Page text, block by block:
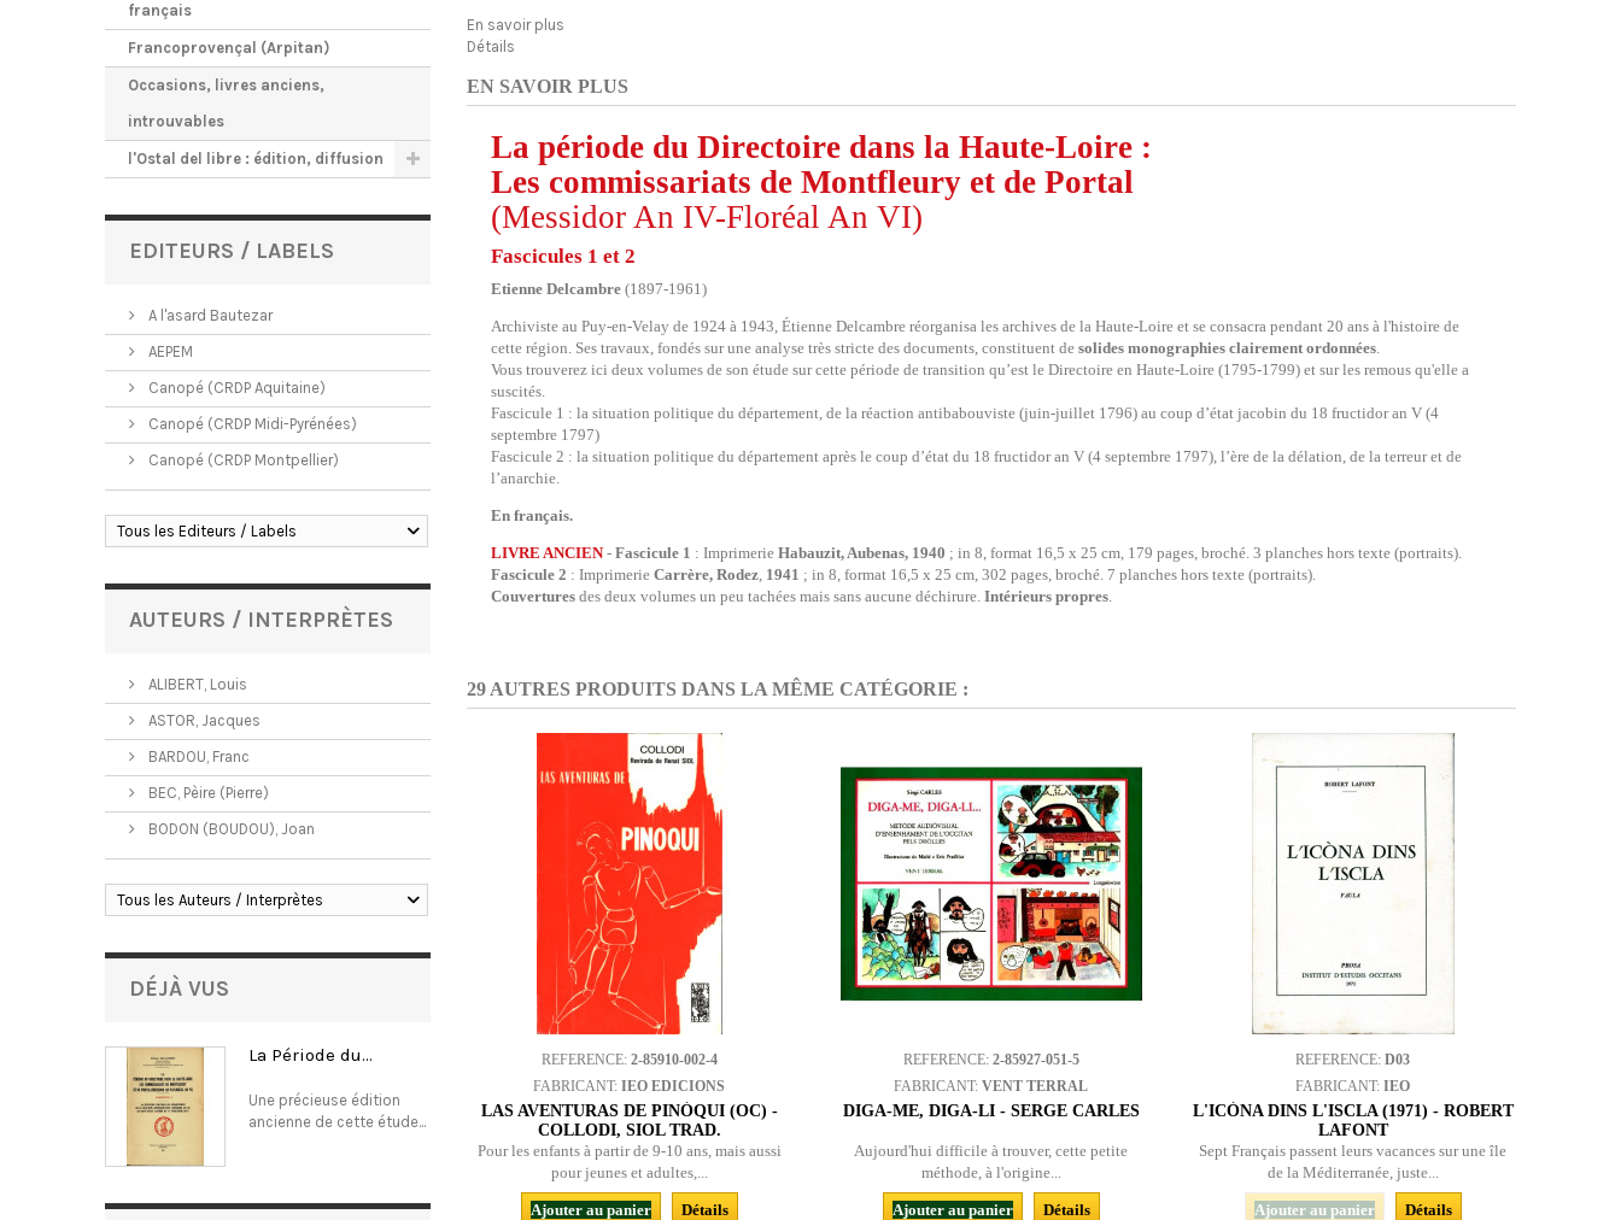
français
Francoprovençal (Arpitan)
Occasions, livres anciens,
introuvables
l'Ostal del libre : édition, diffusion
EDITEURS / LABELS
A l'asard Bautezar
AEPEM
Canopé (CRDP Aquitaine)
Canopé (CRDP Midi-Pyrénées)
Canopé (CRDP Montpellier)
Tous les Editeurs / Labels
AUTEURS / INTERPRÈTES
ALIBERT, Louis
ASTOR, Jacques
BARDOU, Franc
BEC, Pèire (Pierre)
BODON (BOUDOU), Joan
Tous les Auteurs / Interprètes
DÉJÀ VUS
La Période du...
Une précieuse édition
ancienne de cette étude...
En savoir plus
Détails
EN SAVOIR PLUS
La période du Directoire dans la Haute-Loire :
Les commissariats de Montfleury et de Portal
(Messidor An IV-Floréal An VI)
Fascicules 1 et 2
Etienne Delcambre (1897-1961)
Archiviste au Puy-en-Velay de 1924 à 1943, Étienne Delcambre réorganisa les archives de la Haute-Loire et se consacra pendant 20 ans à l'histoire de
cette région. Ses travaux, fondés sur une analyse très stricte des documents, constituent de solides monographies clairement ordonnées.
Vous trouverez ici deux volumes de son étude sur cette période de transition qu’est le Directoire en Haute-Loire (1795-1799) et sur les remous qu'elle a
suscités.
Fascicule 1 : la situation politique du département, de la réaction antibabouviste (juin-juillet 1796) au coup d’état jacobin du 18 fructidor an V (4
septembre 1797)
Fascicule 2 : la situation politique du département après le coup d’état du 18 fructidor an V (4 septembre 1797), l’ère de la délation, de la terreur et de
l’anarchie.
En français.
LIVRE ANCIEN- Fascicule 1 : Imprimerie Habauzit, Aubenas, 1940 ; in 8, format 16,5 x 25 cm, 179 pages, broché. 3 planches hors texte (portraits).
Fascicule 2 : Imprimerie Carrère, Rodez, 1941 ; in 8, format 16,5 x 25 cm, 302 pages, broché. 7 planches hors texte (portraits).
Couvertures des deux volumes un peu tachées mais sans aucune déchirure. Intérieurs propres.
29 AUTRES PRODUITS DANS LA MÊME CATÉGORIE :
REFERENCE: 2-85910-002-4
FABRICANT:IEO EDICIONS
LAS AVENTURAS DE PINÒQUI (OC) -
COLLODI, SIOL TRAD.
Pour les enfants à partir de 9-10 ans, mais aussi
pour jeunes et adultes,...
Ajouter au panier
Détails
REFERENCE: 2-85927-051-5
FABRICANT:VENT TERRAL
DIGA-ME, DIGA-LI - SERGE CARLES
Aujourd'hui difficile à trouver, cette petite
méthode, à l'origine...
Ajouter au panier
Détails
REFERENCE:D03
FABRICANT:IEO
L'ICÒNA DINS L'ISCLA (1971) - ROBERT
LAFONT
Sept Français passent leurs vacances sur une île
de la Méditerranée, juste...
Ajouter au panier Détails